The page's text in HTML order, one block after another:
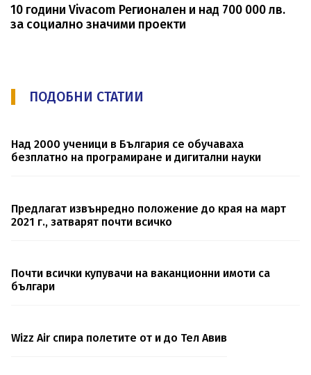
10 години Vivacom Регионален и над 700 000 лв.
за социално значими проекти
ПОДОБНИ СТАТИИ
Над 2000 ученици в България се обучаваха
безплатно на програмиране и дигитални науки
Предлагат извънредно положение до края на март
2021 г., затварят почти всичко
Почти всички купувачи на ваканционни имоти са
българи
Wizz Air спира полетите от и до Тел Авив